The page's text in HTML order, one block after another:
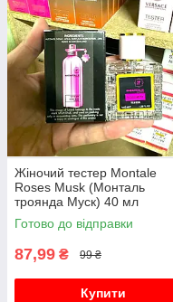
Жіночий тестер Montale
Roses Musk (Монталь
троянда Муск) 40 мл
Готово до відправки
87,99 ₴ 99 ₴
Купити